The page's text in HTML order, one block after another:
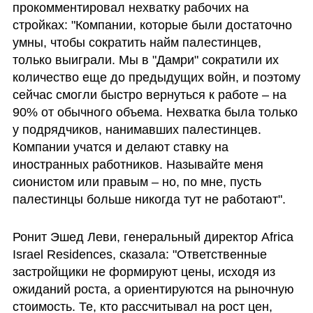
прокомментировал нехватку рабочих на
стройках: "Компании, которые были достаточно
умны, чтобы сократить найм палестинцев,
только выиграли. Мы в "Дамри" сократили их
количество еще до предыдущих войн, и поэтому
сейчас смогли быстро вернуться к работе – на
90% от обычного объема. Нехватка была только
у подрядчиков, нанимавших палестинцев.
Компании учатся и делают ставку на
иностранных работников. Называйте меня
сионистом или правым – но, по мне, пусть
палестинцы больше никогда тут не работают".
Ронит Эшед Леви, генеральный директор Africa
Israel Residences, сказала: "Ответственные
застройщики не формируют цены, исходя из
ожиданий роста, а ориентируются на рыночную
стоимость. Те, кто рассчитывал на рост цен,